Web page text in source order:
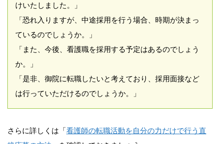
けいたしました。」
「恐れ入りますが、中途採用を行う場合、時期が決まっ
ているのでしょうか。」
「また、今後、看護職を採用する予定はあるのでしょう
か。」
「是非、御院に転職したいと考えており、採用面接など
は行っていただけるのでしょうか。」
さらに詳しくは「看護師の転職活動を自分の力だけで行う直